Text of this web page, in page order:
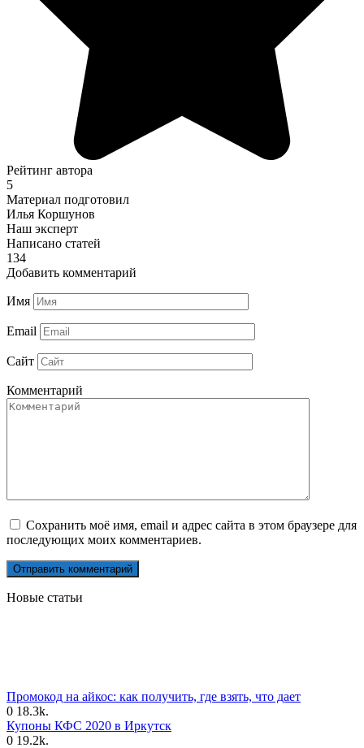
Рейтинг автора
5
Материал подготовил
Илья Коршунов
Наш эксперт
Написано статей
134
Добавить комментарий
Имя
Email
Сайт
Комментарий
Сохранить моё имя, email и адрес сайта в этом браузере для
последующих моих комментариев.
Новые статьи
Промокод на айкос: как получить, где взять, что дает
0 18.3k.
Купоны КФС 2020 в Иркутск
0 19.2k.